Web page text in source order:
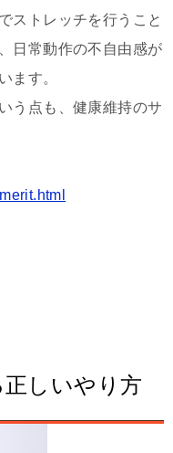
ストレッチを行うこと
日常動作の不自由感が
ます。
う点も、健康維持のサ
しいやり方